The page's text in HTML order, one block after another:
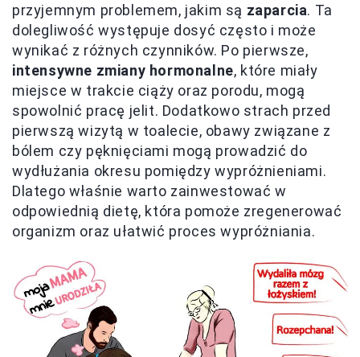
przyjemnym problemem, jakim są zaparcia. Ta
dolegliwość występuje dosyć często i może
wynikać z różnych czynników. Po pierwsze,
intensywne zmiany hormonalne, które miały
miejsce w trakcie ciąży oraz porodu, mogą
spowolnić pracę jelit. Dodatkowo strach przed
pierwszą wizytą w toalecie, obawy związane z
bólem czy pęknięciami mogą prowadzić do
wydłużania okresu pomiędzy wypróżnieniami.
Dlatego właśnie warto zainwestować w
odpowiednią dietę, która pomoże zregenerować
organizm oraz ułatwić proces wypróżniania.